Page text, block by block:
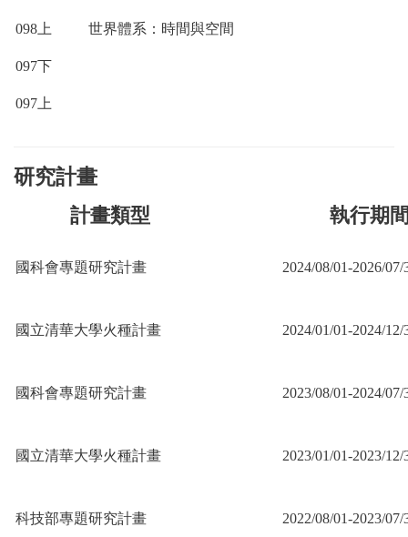
098 上 世界體系：時間與空間
097下
097 上
研究計畫
計畫類型
執行期
國科會專題研究計畫 2024/08/01-2026/07/
國立清華大學火種計畫 2024/01/01-2024/12/
國科會專題研究計畫 2023/08/01-2024/07/
國立清華大學火種計畫 2023/01/01-2023/12/
科技部專題研究計畫 2022/08/01-2023/07/